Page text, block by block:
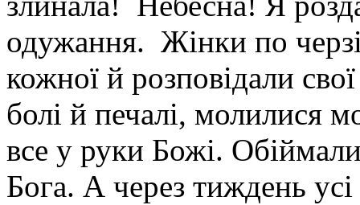
одужання. Жінки по
кожної й розповідали свої
болі й печалі, молилися
все у руки Божі.
Бога. А через тиждень